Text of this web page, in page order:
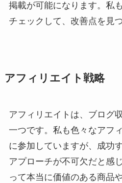
掲載が可能になります。私
チェックして、改善点を見
アフィリエイト戦略
アフィリエイトは、ブログ
一つです。私も色々なアフ
に参加していますが、成功
アプローチが不可欠だと感
って本当に価値のある商品